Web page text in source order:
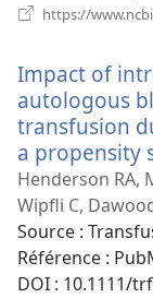
https://
Impact of
autologous
transfusion
a propensity
Henderson RA,
Wipfli C,
Source ‎:
Référence ‎:
DOI ‎: 10.1111/